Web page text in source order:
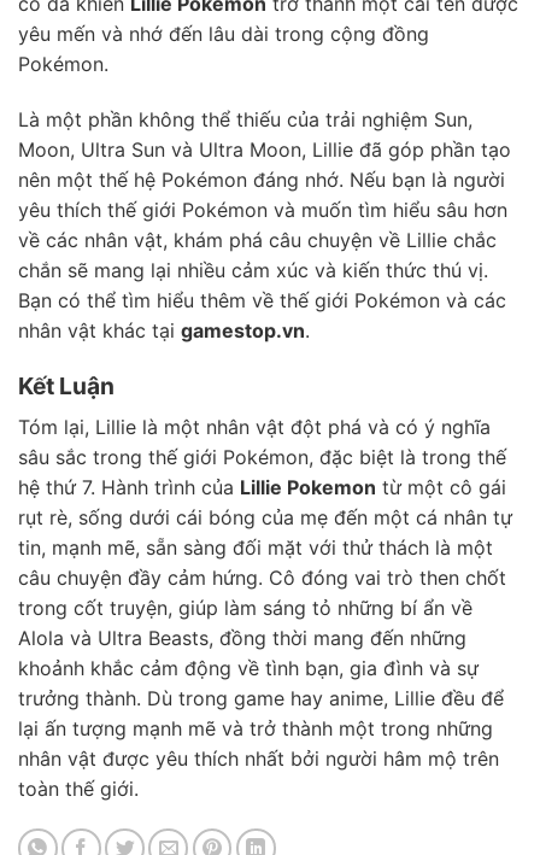
yêu mến và nhớ đến lâu dài trong cộng đồng
Pokémon.
Là một phần không thể thiếu của trải nghiệm Sun,
Moon, Ultra Sun và Ultra Moon, Lillie đã góp phần tạo
nên một thế hệ Pokémon đáng nhớ. Nếu bạn là người
yêu thích thế giới Pokémon và muốn tìm hiểu sâu hơn
về các nhân vật, khám phá câu chuyện về Lillie chắc
chắn sẽ mang lại nhiều cảm xúc và kiến thức thú vị.
Bạn có thể tìm hiểu thêm về thế giới Pokémon và các
nhân vật khác tại gamestop.vn.
Kết Luận
Tóm lại, Lillie là một nhân vật đột phá và có ý nghĩa
sâu sắc trong thế giới Pokémon, đặc biệt là trong thế
hệ thứ 7. Hành trình của Lillie Pokemon từ một cô gái
rụt rè, sống dưới cái bóng của mẹ đến một cá nhân tự
tin, mạnh mẽ, sẵn sàng đối mặt với thử thách là một
câu chuyện đầy cảm hứng. Cô đóng vai trò then chốt
trong cốt truyện, giúp làm sáng tỏ những bí ẩn về
Alola và Ultra Beasts, đồng thời mang đến những
khoảnh khắc cảm động về tình bạn, gia đình và sự
trưởng thành. Dù trong game hay anime, Lillie đều để
lại ấn tượng mạnh mẽ và trở thành một trong những
nhân vật được yêu thích nhất bởi người hâm mộ trên
toàn thế giới.